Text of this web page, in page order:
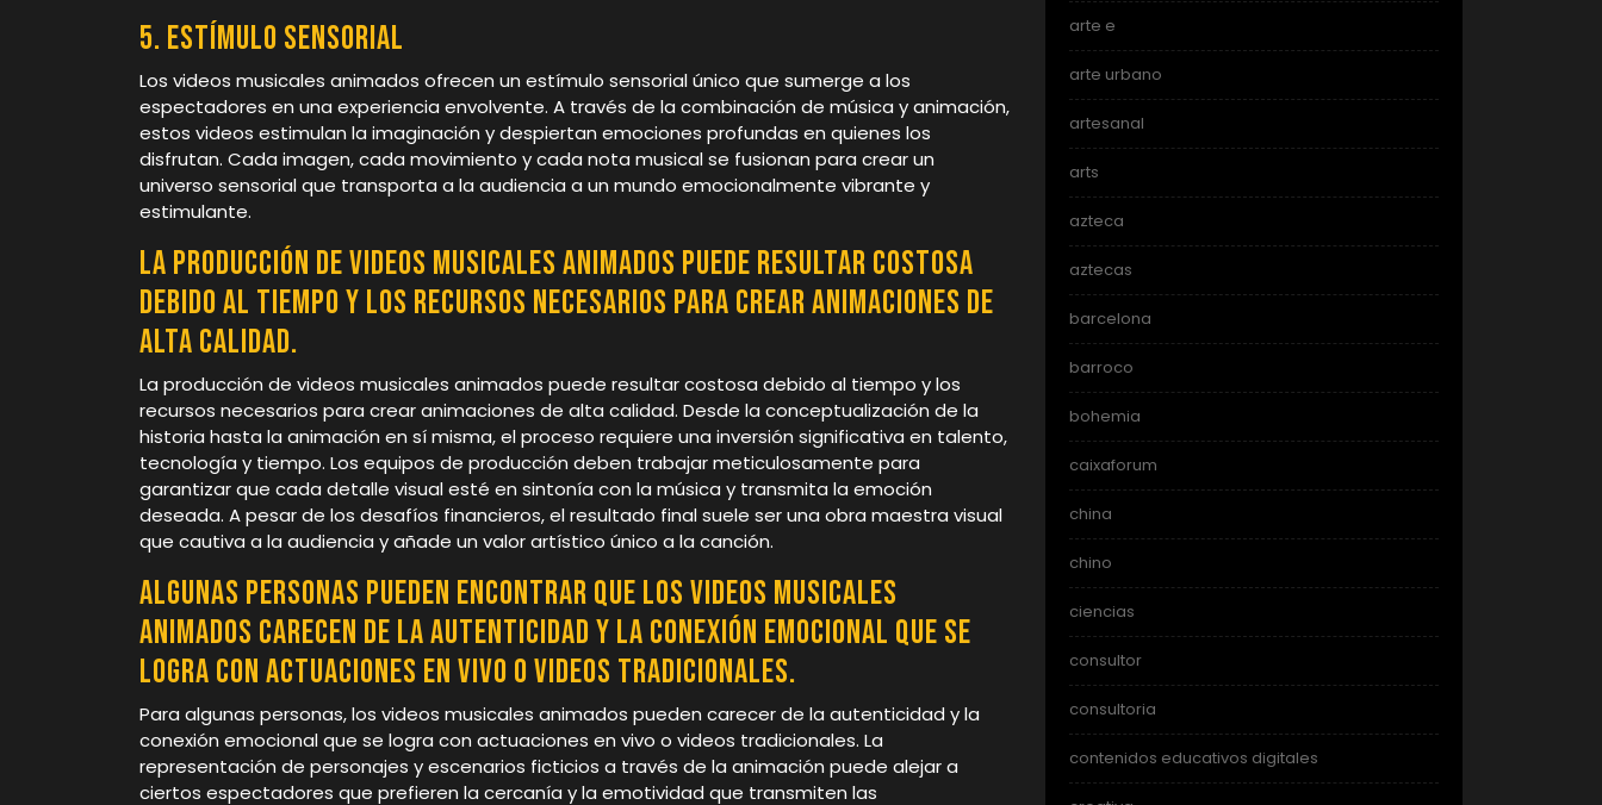
5. Estímulo sensorial
Los videos musicales animados ofrecen un estímulo sensorial único que sumerge a los
espectadores en una experiencia envolvente. A través de la combinación de música y animación,
estos videos estimulan la imaginación y despiertan emociones profundas en quienes los
disfrutan. Cada imagen, cada movimiento y cada nota musical se fusionan para crear un
universo sensorial que transporta a la audiencia a un mundo emocionalmente vibrante y
estimulante.
La producción de videos musicales animados puede resultar costosa
debido al tiempo y los recursos necesarios para crear animaciones de
alta calidad.
La producción de videos musicales animados puede resultar costosa debido al tiempo y los
recursos necesarios para crear animaciones de alta calidad. Desde la conceptualización de la
historia hasta la animación en sí misma, el proceso requiere una inversión significativa en talento,
tecnología y tiempo. Los equipos de producción deben trabajar meticulosamente para
garantizar que cada detalle visual esté en sintonía con la música y transmita la emoción
deseada. A pesar de los desafíos financieros, el resultado final suele ser una obra maestra visual
que cautiva a la audiencia y añade un valor artístico único a la canción.
Algunas personas pueden encontrar que los videos musicales
animados carecen de la autenticidad y la conexión emocional que se
logra con actuaciones en vivo o videos tradicionales.
Para algunas personas, los videos musicales animados pueden carecer de la autenticidad y la
conexión emocional que se logra con actuaciones en vivo o videos tradicionales. La
representación de personajes y escenarios ficticios a través de la animación puede alejar a
ciertos espectadores que prefieren la cercanía y la emotividad que transmiten las
arte e
arte urbano
artesanal
arts
azteca
aztecas
barcelona
barroco
bohemia
caixaforum
china
chino
ciencias
consultor
consultoria
contenidos educativos digitales